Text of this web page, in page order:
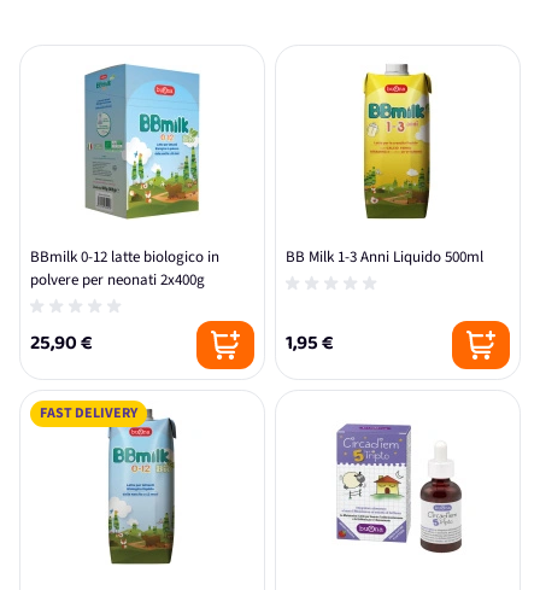
BBmilk 0-12 latte biologico in
polvere per neonati 2x400g
25,90 €
BB Milk 1-3 Anni Liquido 500ml
1,95 €
FAST DELIVERY